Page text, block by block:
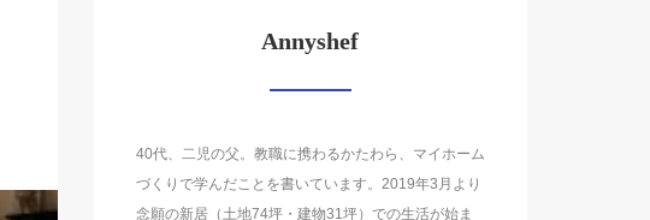
Annyshef
40代、二児の父。教職に携わるかたわら、マイホーム
づくりで学んだことを書いています。2019年3月より
念願の新居（土地74坪・建物31坪）での生活が始ま